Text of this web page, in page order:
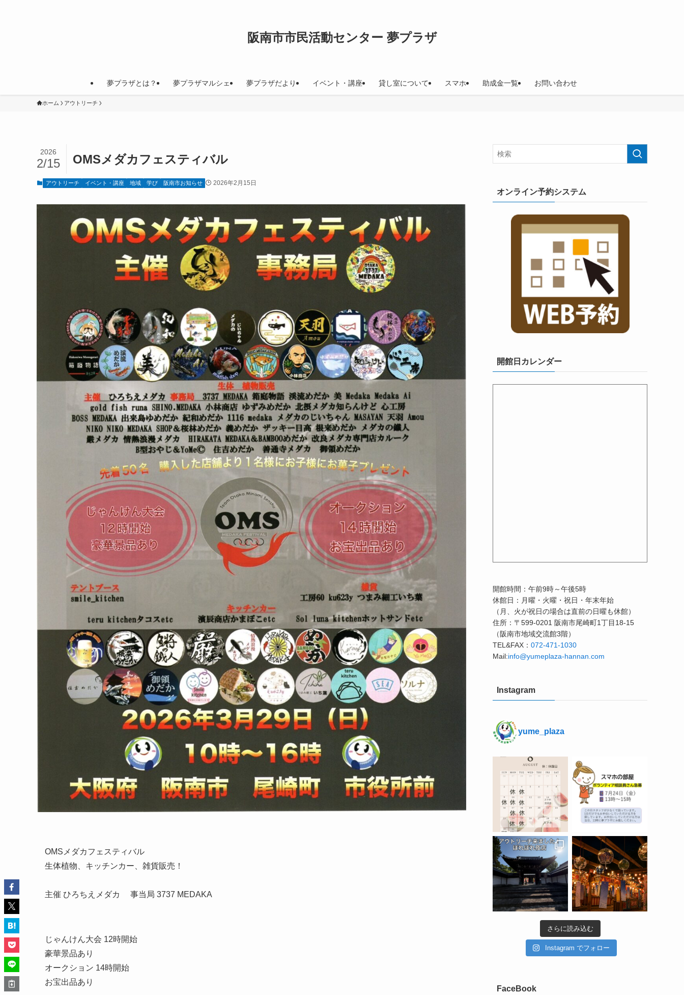
阪南市市民活動センター 夢プラザ
夢プラザとは？ 夢プラザマルシェ 夢プラザだより イベント・講座 貸し室について スマホ 助成金一覧 お問い合わせ
ホーム アウトリーチ
OMSメダカフェスティバル
2026
2/15
アウトリーチ イベント・講座 地域 学び 阪南市お知らせ 2026年2月15日
OMSメダカフェスティバル
生体植物、キッチンカー、雑貨販売！
主催 ひろちえメダカ 事当局 3737 MEDAKA
じゃんけん大会 12時開始
豪華景品あり
オークション 14時開始
お宝出品あり
オンライン予約システム
開館日カレンダー
開館時間：午前9時～午後5時
休館日：月曜・火曜・祝日・年末年始
（月、火が祝日の場合は直前の日曜も休館）
住所：〒599-0201 阪南市尾崎町1丁目18-15
（阪南市地域交流館3階）
TEL&FAX： 072-471-1030
Mail:info@yumeplaza-hannan.com
Instagram
yume_plaza
さらに読み込む
Instagram でフォロー
FaceBook